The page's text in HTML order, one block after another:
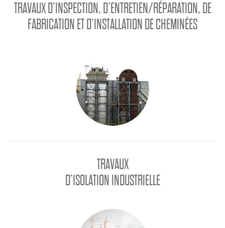
TRAVAUX D’INSPECTION, D’ENTRETIEN/RÉPARATION, DE
FABRICATION ET D’INSTALLATION DE CHEMINÉES
TRAVAUX
D’ISOLATION INDUSTRIELLE